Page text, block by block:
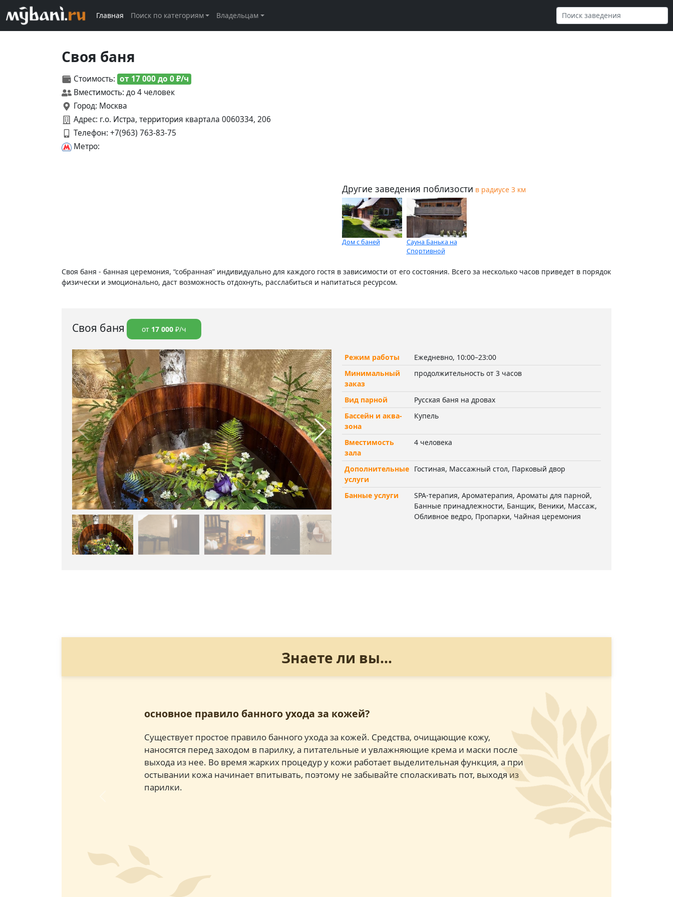
Главная Поиск по категориям Владельцам
Своя баня
Стоимость: от 17 000 до 0 ₽/ч
Вместимость: до 4 человек
Город: Москва
Адрес: г.о. Истра, территория квартала 0060334, 206
Телефон: +7(963) 763-83-75
Метро:
Другие заведения поблизости в радиусе 3 км
Дом с баней
Сауна Банька на
Спортивной
Своя баня - банная церемония, “собранная” индивидуально для каждого гостя в зависимости от его состояния. Всего за несколько часов приведет в порядок
физически и эмоционально, даст возможность отдохнуть, расслабиться и напитаться ресурсом.
Своя баня от 17 000 ₽/ч
Режим работы
Ежедневно, 10:00–23:00
Минимальный
заказ
продолжительность от 3 часов
Вид парной
Русская баня на дровах
Бассейн и аква-
зона
Купель
Вместимость
зала
4 человека
Дополнительные
услуги
Гостиная, Массажный стол, Парковый двор
Банные услуги
SPA-терапия, Ароматерапия, Ароматы для парной,
Банные принадлежности, Банщик, Веники, Массаж,
Обливное ведро, Пропарки, Чайная церемония
Знаете ли вы...
основное правило банного ухода за кожей?
Существует простое правило банного ухода за кожей. Средства, очищающие кожу,
наносятся перед заходом в парилку, а питательные и увлажняющие крема и маски после
выхода из нее. Во время жарких процедур у кожи работает выделительная функция, а при
остывании кожа начинает впитывать, поэтому не забывайте споласкивать пот, выходя из
парилки.
Next